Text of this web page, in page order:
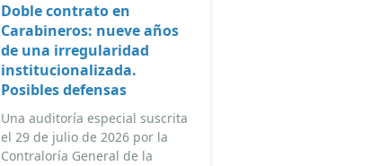
Doble contrato en
Carabineros: nueve años
de una irregularidad
institucionalizada.
Posibles defensas
Una auditoría especial suscrita
el 29 de julio de 2026 por la
Contraloría General de la